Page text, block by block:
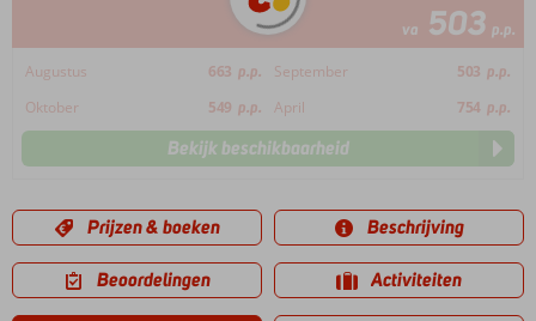
va 503 p.p.
Augustus 663 p.p. September 503 p.p.
Oktober
549 p.p. April 754 p.p.
Bekijk beschikbaarheid
Prijzen & boeken Beschrijving
Beoordelingen Activiteiten